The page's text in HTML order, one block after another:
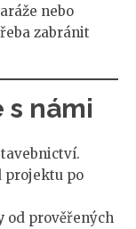
nebo
zabránit
námi
projektu po
od prověřených